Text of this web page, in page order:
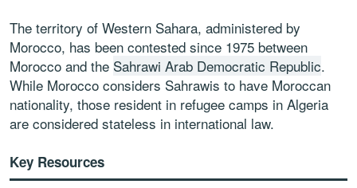
The territory of Western Sahara, administered by
Morocco, has been contested since 1975 between
Morocco and the Sahrawi Arab Democratic Republic.
While Morocco considers Sahrawis to have Moroccan
nationality, those resident in refugee camps in Algeria
are considered stateless in international law.
Key Resources